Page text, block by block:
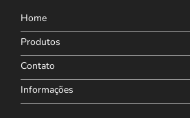
Home
Produtos
Contato
Informações